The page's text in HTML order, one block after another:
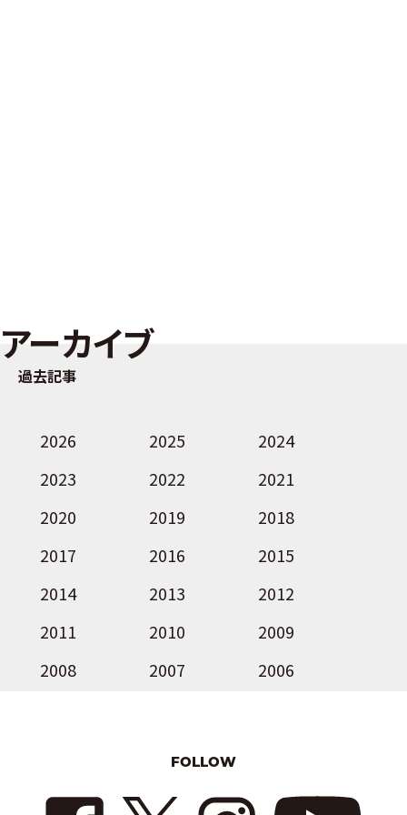
アーカイブ
過去記事
2026 2025
2024
2023
2022
2021
2020
2019
2018
2017
2016
2015
2014
2013
2012
2011
2010
2009
2008
2007 2006
FOLLOW